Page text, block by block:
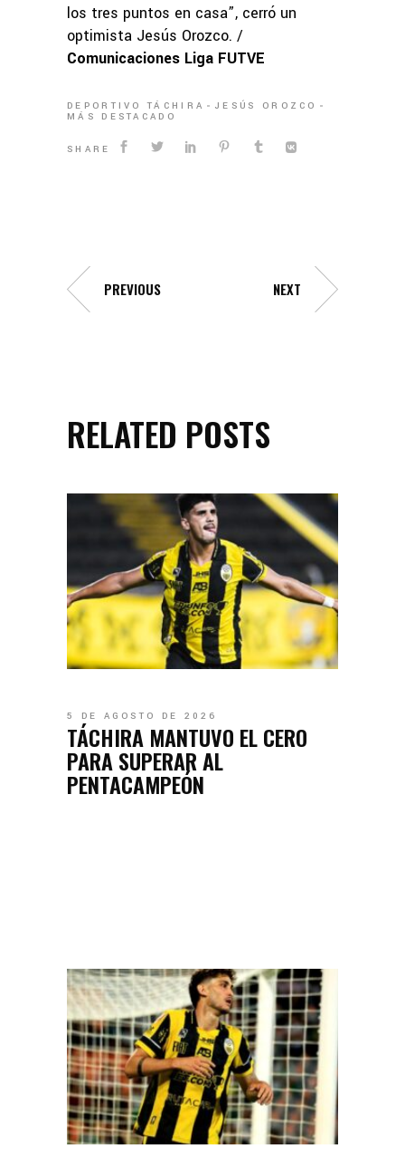
los tres puntos en casa”, cerró un
optimista Jesús Orozco. /
Comunicaciones Liga FUTVE
DEPORTIVO TÁCHIRA
JESÚS OROZCO
MÁS DESTACADO
SHARE
PREVIOUS NEXT
RELATED POSTS
5 DE AGOSTO DE 2026
TÁCHIRA MANTUVO EL CERO
PARA SUPERAR AL
PENTACAMPEÓN